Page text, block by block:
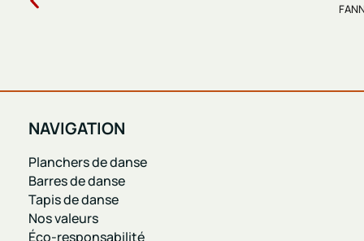
NAVIGATION
Planchers de danse
Barres de danse
Tapis de danse
Nos valeurs
Éco-responsabilité